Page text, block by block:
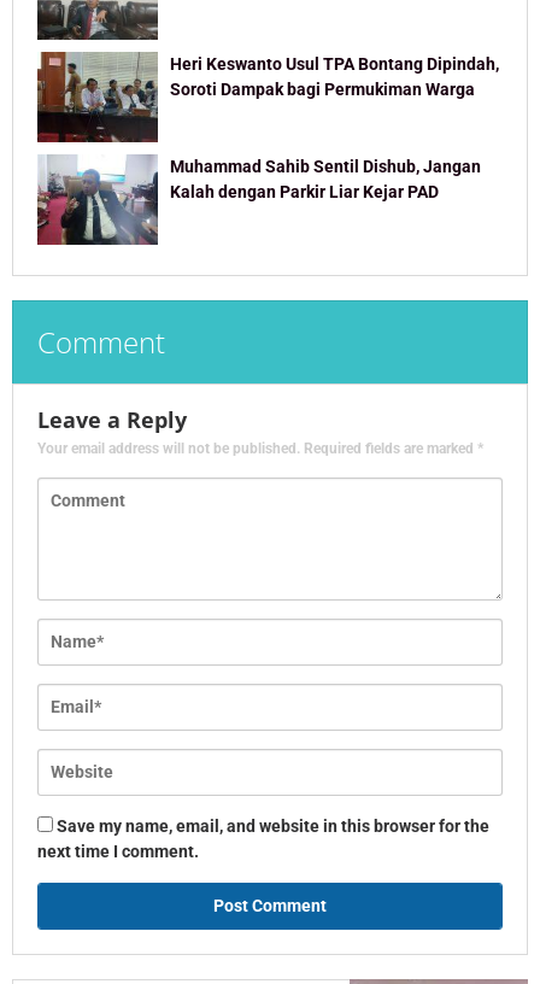
Heri Keswanto Usul TPA Bontang Dipindah,
Soroti Dampak bagi Permukiman Warga
Muhammad Sahib Sentil Dishub, Jangan
Kalah dengan Parkir Liar Kejar PAD
Comment
Leave a Reply
Your email address will not be published. Required fields are marked *
Save my name, email, and website in this browser for the
next time I comment.